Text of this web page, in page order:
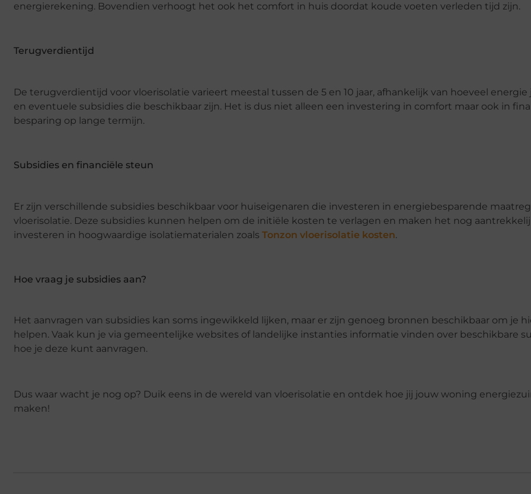
energierekening. Bovendien verhoogt het ook het comfort in huis doordat koude voeten verleden tijd zijn.
Terugverdientijd
De terugverdientijd voor vloerisolatie varieert meestal tussen de 5 en 10 jaar, afhankelijk van hoeveel energie
en eventuele subsidies die beschikbaar zijn. Het is dus niet alleen een investering in comfort maar ook in
besparing op lange termijn.
Subsidies en financiële steun
Er zijn verschillende subsidies beschikbaar voor huiseigenaren die investeren in energiebesparende
vloerisolatie. Deze subsidies kunnen helpen om de initiële kosten te verlagen en maken het nog
investeren in hoogwaardige isolatiematerialen zoals Tonzon vloerisolatie kosten.
Hoe vraag je subsidies aan?
Het aanvragen van subsidies kan soms ingewikkeld lijken, maar er zijn genoeg bronnen beschikbaar om je
helpen. Vaak kun je via gemeentelijke websites of landelijke instanties informatie vinden over beschikbare
hoe je deze kunt aanvragen.
Dus waar wacht je nog op? Duik eens in de wereld van vloerisolatie en ontdek hoe jij jouw woning
maken!